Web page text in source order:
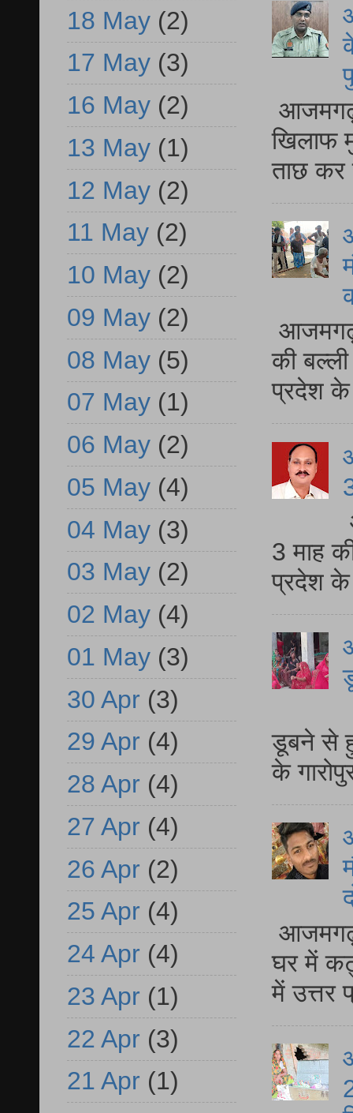
आजमगढ़
खिलाफ
ताछ कर
आजमगढ़
की
प्रदेश
3 माह
प्रदेश
डूबने से
के
घर में
में
18 May (2)
17 May (3)
16 May (2)
13 May (1)
12 May (2)
11 May (2)
10 May (2)
09 May (2)
08 May (5)
07 May (1)
06 May (2)
05 May (4)
04 May (3)
03 May (2)
02 May (4)
01 May (3)
30 Apr (3)
29 Apr (4)
28 Apr (4)
27 Apr (4)
26 Apr (2)
25 Apr (4)
24 Apr (4)
23 Apr (1)
22 Apr (3)
21 Apr (1)